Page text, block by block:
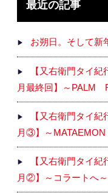
最近の記事
お朔日。そして新
【又右衛門タイ紀
月最終回】～PALM
【又右衛門タイ紀
月③】～MATAEMON
【又右衛門タイ紀
月②】～コラートへ～